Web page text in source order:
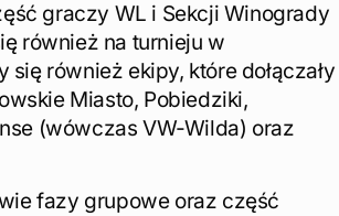
graczy WL i Sekcji Winogrady
również na turnieju w
również ekipy, które dołączały
Miasto, Pobiedziki,
(wówczas VW-Wilda) oraz
fazy grupowe oraz część